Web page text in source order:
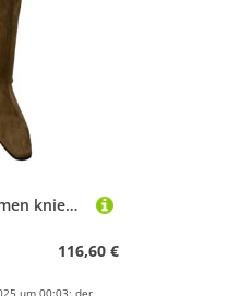
Wjnvfioo Vintage Damen kniehohe Stiefel, modisch, quadratisch, niedriger Absatz, schmal, lang, Botas
116,60 €
um 00:03; der